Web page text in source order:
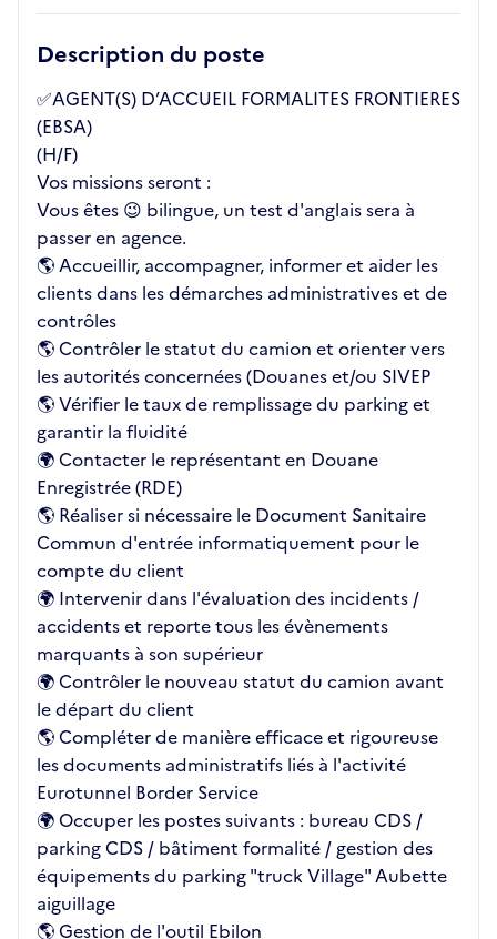
Description du poste
✅AGENT(S) D’ACCUEIL FORMALITES FRONTIERES
(EBSA)
(H/F)
Vos missions seront :
Vous êtes 😉 bilingue, un test d'anglais sera à
passer en agence.
🌎 Accueillir, accompagner, informer et aider les
clients dans les démarches administratives et de
contrôles
🌎 Contrôler le statut du camion et orienter vers
les autorités concernées (Douanes et/ou SIVEP
🌎 Vérifier le taux de remplissage du parking et
garantir la fluidité
🌍 Contacter le représentant en Douane
Enregistrée (RDE)
🌎 Réaliser si nécessaire le Document Sanitaire
Commun d'entrée informatiquement pour le
compte du client
🌍 Intervenir dans l'évaluation des incidents /
accidents et reporte tous les évènements
marquants à son supérieur
🌍 Contrôler le nouveau statut du camion avant
le départ du client
🌎 Compléter de manière efficace et rigoureuse
les documents administratifs liés à l'activité
Eurotunnel Border Service
🌍 Occuper les postes suivants : bureau CDS /
parking CDS / bâtiment formalité / gestion des
équipements du parking "truck Village" Aubette
aiguillage
🌎 Gestion de l'outil Ebilon